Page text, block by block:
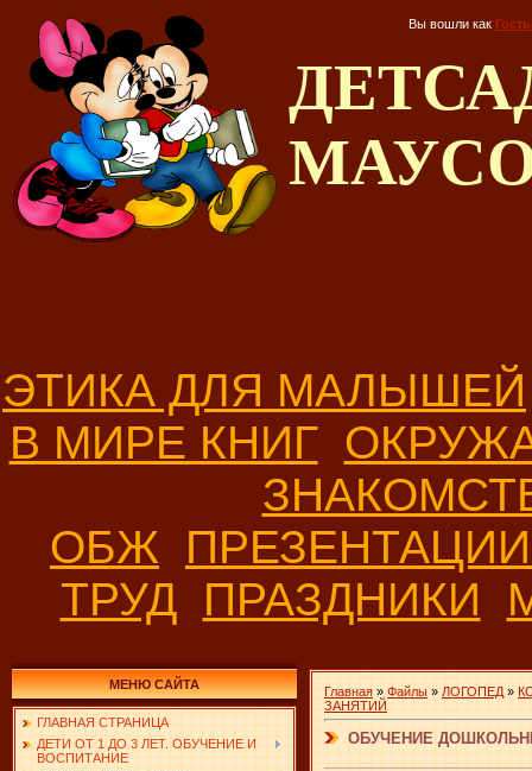
Вы вошли как Гость
ЭТИКА ДЛЯ МАЛЫШЕЙ
В МИРЕ КНИГ
ОБЖ
ТРУД ПРАЗДНИКИ
МЕНЮ САЙТА
ГЛАВНАЯ СТРАНИЦА
ДЕТИ ОТ 1 ДО 3 ЛЕТ. ОБУЧЕНИЕ И
ВОСПИТАНИЕ
Главная » Файлы » ЛОГОПЕД »
ЗАНЯТИЙ
ОБУЧЕНИЕ